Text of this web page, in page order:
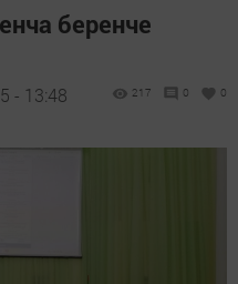
беренче
- 13:48 217 0 0